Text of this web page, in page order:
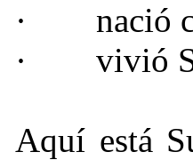
·
nació
·
vivió
Aquí está